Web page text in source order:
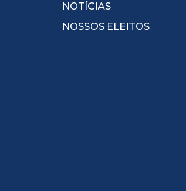
NOTÍCIAS
NOSSOS ELEITOS